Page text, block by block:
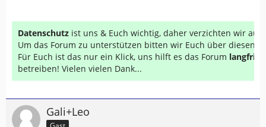
Datenschutz ist uns & Euch wichtig, daher verzichten wir auf
Um das Forum zu unterstützen bitten wir Euch über diesen
Für Euch ist das nur ein Klick, uns hilft es das Forum
betreiben! Vielen vielen Dank...
Gali+Leo